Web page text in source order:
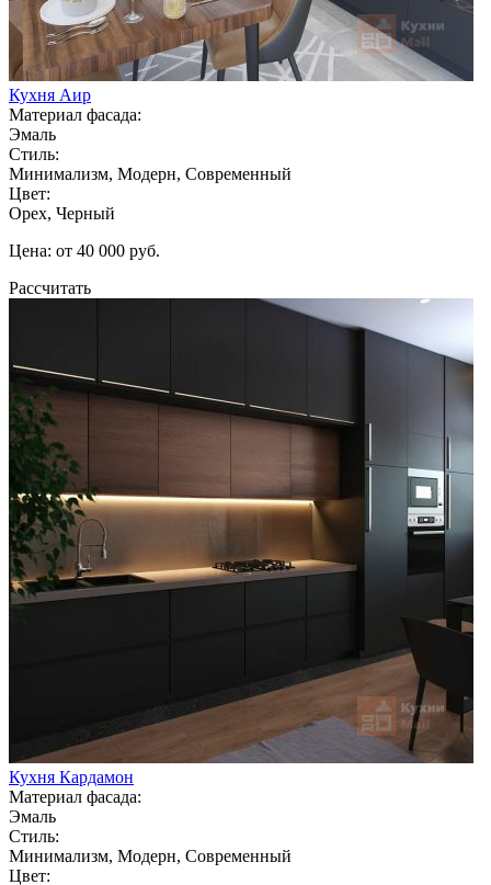
Кухня Аир
Материал фасада:
Эмаль
Стиль:
Минимализм, Модерн, Современный
Цвет:
Орех, Черный
Цена: от 40 000 руб.
Рассчитать
Кухня Кардамон
Материал фасада:
Эмаль
Стиль:
Минимализм, Модерн, Современный
Цвет: